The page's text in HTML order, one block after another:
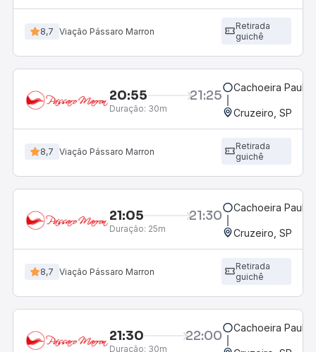
8,7 Viação Pássaro Marron
Retirada
guichê
20:55 21:25
Duração: 30m
Cachoeira
Cruzeiro, SP
8,7 Viação Pássaro Marron
Retirada
guichê
21:05 21:30
Duração: 25m
Cachoeira
Cruzeiro, SP
8,7 Viação Pássaro Marron
Retirada
guichê
21:30 22:00
Duração: 30m
Cachoeira